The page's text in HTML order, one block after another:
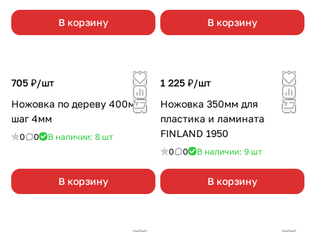
В корзину В корзину
705 ₽/шт
Ножовка по дереву 400мм
шаг 4мм
0 0 В наличии: 8 шт
В корзину
1 225 ₽/шт
Ножовка 350мм для
пластика и ламината
FINLAND 1950
0 0 В наличии: 9 шт
В корзину